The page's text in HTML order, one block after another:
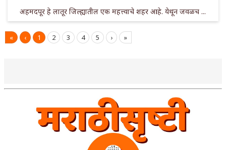
अहमदपूर हे लातूर जिल्ह्यातील एक महत्त्वाचे शहर आहे. येथून जवळच ...
« ‹ 1 2 3 4 5 › »